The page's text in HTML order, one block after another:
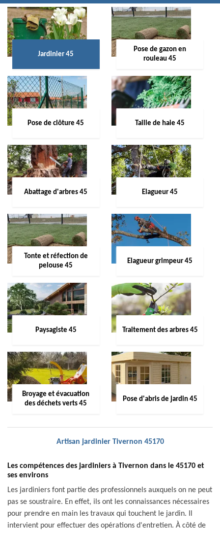
Jardinier 45
Pose de gazon en
rouleau 45
Pose de clôture 45 Taille de haie 45
Abattage d'arbres 45 Elagueur 45
Tonte et réfection de
pelouse 45
Elagueur grimpeur 45
Paysagiste 45 Traitement des arbres 45
Broyage et évacuation
des déchets verts 45
Pose d'abris de jardin 45
Artisan jardinier Tivernon 45170
Les compétences des jardiniers à Tivernon dans le 45170 et
ses environs
Les jardiniers font partie des professionnels auxquels on ne peut
pas se soustraire. En effet, ils ont les connaissances nécessaires
pour prendre en main les travaux qui touchent le jardin. Il
intervient pour effectuer des opérations d'entretien. À côté de